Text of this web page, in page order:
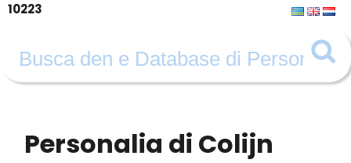
10223
Personalia di Colijn